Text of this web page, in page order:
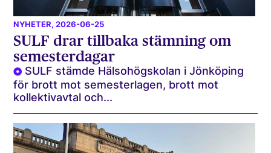
NYHETER, 2026-06-25
SULF drar tillbaka stämning om
semesterdagar
SULF stämde Hälsohögskolan i Jönköping
för brott mot semesterlagen, brott mot
kollektivavtal och...